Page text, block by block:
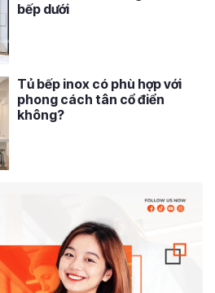
bếp dưới
Tủ bếp inox có phù hợp với
phong cách tân cổ điển
không?